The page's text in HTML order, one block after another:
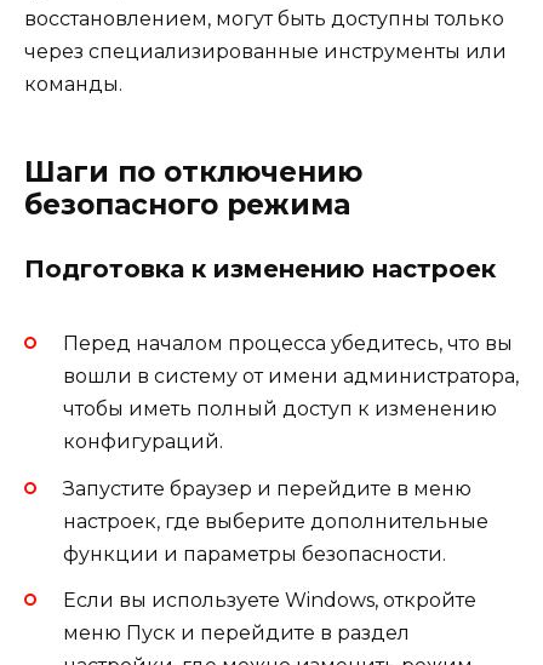
восстановлением, могут быть доступны только
через специализированные инструменты или
команды.
Шаги по отключению
безопасного режима
Подготовка к изменению настроек
Перед началом процесса убедитесь, что вы
вошли в систему от имени администратора,
чтобы иметь полный доступ к изменению
конфигураций.
Запустите браузер и перейдите в меню
настроек, где выберите дополнительные
функции и параметры безопасности.
Если вы используете Windows, откройте
меню Пуск и перейдите в раздел